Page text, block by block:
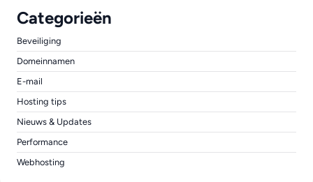
Categorieën
Beveiliging
Domeinnamen
E-mail
Hosting tips
Nieuws & Updates
Performance
Webhosting